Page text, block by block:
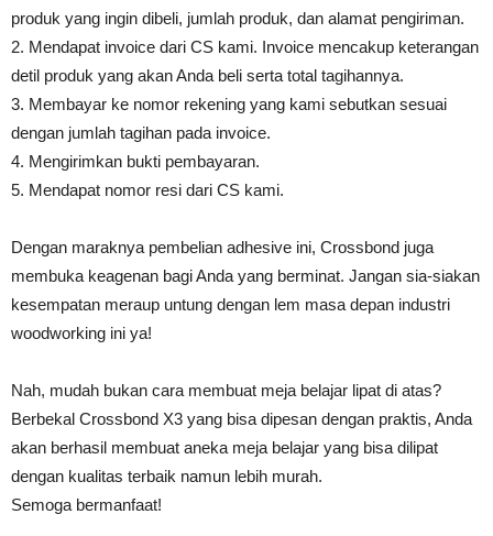
produk yang ingin dibeli, jumlah produk, dan alamat pengiriman.
2. Mendapat invoice dari CS kami. Invoice mencakup keterangan
detil produk yang akan Anda beli serta total tagihannya.
3. Membayar ke nomor rekening yang kami sebutkan sesuai
dengan jumlah tagihan pada invoice.
4. Mengirimkan bukti pembayaran.
5. Mendapat nomor resi dari CS kami.
Dengan maraknya pembelian adhesive ini, Crossbond juga
membuka keagenan bagi Anda yang berminat. Jangan sia-siakan
kesempatan meraup untung dengan lem masa depan industri
woodworking ini ya!
Nah, mudah bukan cara membuat meja belajar lipat di atas?
Berbekal Crossbond X3 yang bisa dipesan dengan praktis, Anda
akan berhasil membuat aneka meja belajar yang bisa dilipat
dengan kualitas terbaik namun lebih murah.
Semoga bermanfaat!